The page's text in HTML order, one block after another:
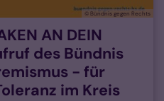
© Bündnis gegen Rechts
AN DEIN
des Bündnis
- für
im Kreis